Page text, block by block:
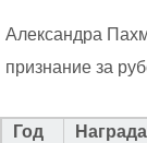
Александра
признание за
Год Награда